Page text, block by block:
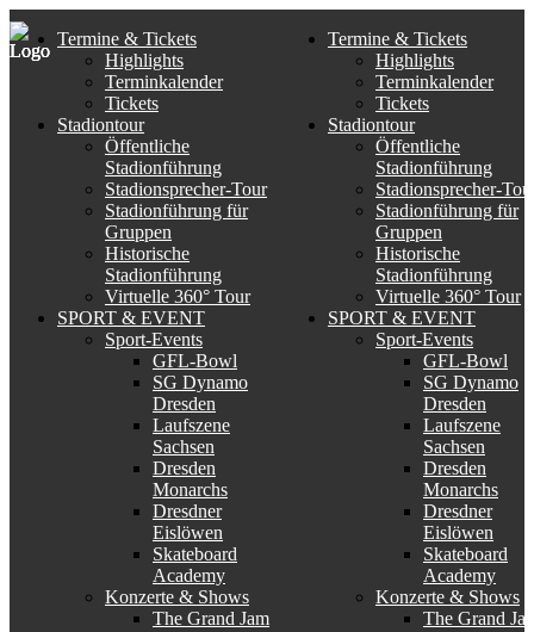
Termine & Tickets
Highlights
Terminkalender
Tickets
Stadiontour
Öffentliche
Stadionführung
Stadionsprecher-Tour
Stadionführung für
Gruppen
Historische
Stadionführung
Virtuelle 360° Tour
SPORT & EVENT
Sport-Events
GFL-Bowl
SG Dynamo
Dresden
Laufszene
Sachsen
Dresden
Monarchs
Dresdner
Eislöwen
Skateboard
Academy
Konzerte & Shows
The Grand Jam
Termine & Tickets
Highlights
Terminkalender
Tickets
Stadiontour
Öffentliche
Stadionführung
Stadionsprecher-
Stadionführung für
Gruppen
Historische
Stadionführung
Virtuelle 360° Tour
SPORT & EVENT
Sport-Events
GFL-Bowl
SG Dynamo
Dresden
Laufszene
Sachsen
Dresden
Monarchs
Dresdner
Eislöwen
Skateboard
Academy
Konzerte & Shows
The Grand